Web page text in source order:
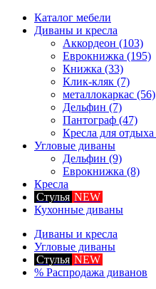
Каталог мебели
Диваны и кресла
Аккордеон (103)
Еврокнижка (195)
Книжка (33)
Клик-кляк (7)
металлокаркас (56)
Дельфин (7)
Пантограф (47)
Кресла для отдыха
Угловые диваны
Дельфин (9)
Еврокнижка (8)
Кресла
Стулья NEW
Кухонные диваны
Диваны и кресла
Угловые диваны
Стулья NEW
% Распродажа диванов